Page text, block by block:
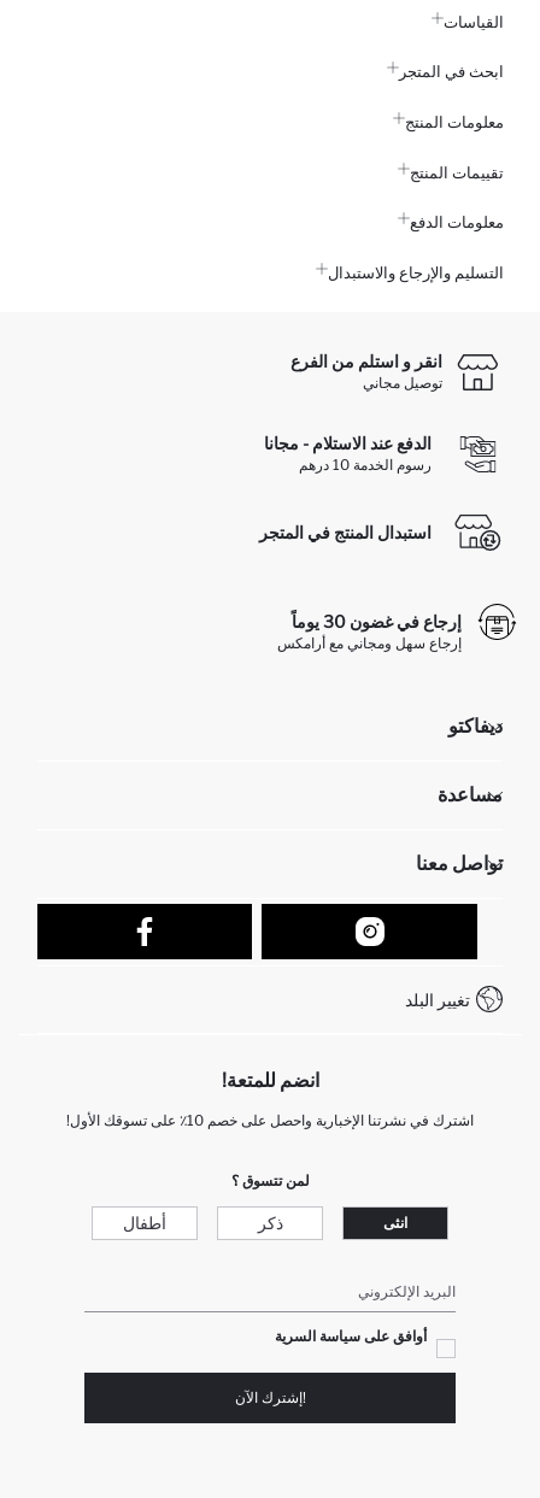
القياسات
ابحث في المتجر
معلومات المنتج
تقييمات المنتج
معلومات الدفع
التسليم والإرجاع والاستبدال
انقر و استلم من الفرع
توصيل مجاني
الدفع عند الاستلام - مجانا
رسوم الخدمة 10 درهم
استبدال المنتج في المتجر
إرجاع في غضون 30 يوماً
إرجاع سهل ومجاني مع أرامكس
ديفاكتو
تعرف علينا
مساعدة
عمليات الارجاع و الاستبدال السهلة
تتبع الشحنة
كيف يمكنك التسوق في ديفاكتو ؟
كيف تدفع في ديفاكتو؟
تواصل معنا
نموذج الاتصال
+212 525 076 633 خدمة العملاءتغيير البلد
انضم للمتعة!
اشترك في نشرتنا الإخبارية واحصل على خصم 10٪ على تسوقك الأول!
لمن تتسوق ؟
انثى ذكر أطفال
البريد الإلكتروني
أوافق على سياسة السرية
!إشترك الآن